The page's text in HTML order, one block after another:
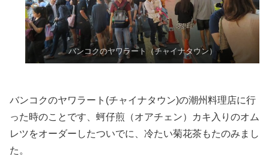
バンコクのヤワラート（チャイナタウン）
バンコクのヤワラート(チャイナタウン)の潮州料理店に行
った時のことです、蚵仔煎（オアチェン）カキ入りのオム
レツをオーダーしたついでに、冷たい菊花茶もたのみまし
た。